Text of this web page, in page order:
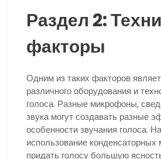
Раздел 2:
факторы
Одним из таких факторов
различного оборудования и
голоса. Разные микрофоны,
звука могут создавать разные
особенности звучания голоса.
использование
придать голосу большую